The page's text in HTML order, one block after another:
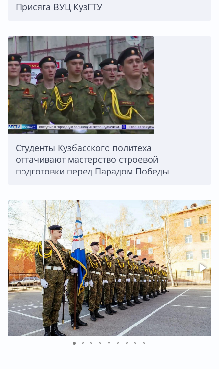
Присяга ВУЦ КузГТУ
Студенты Кузбасского политеха
оттачивают мастерство строевой
подготовки перед Парадом Победы